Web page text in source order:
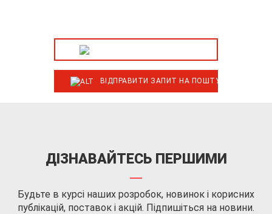
ВІДПРАВИТИ ЗАПИТ НА ПОШТУ
ДІЗНАВАЙТЕСЬ ПЕРШИМИ
Будьте в курсі наших розробок, новинок і корисних
публікацій, поставок і акцій. Підпишіться на новини.